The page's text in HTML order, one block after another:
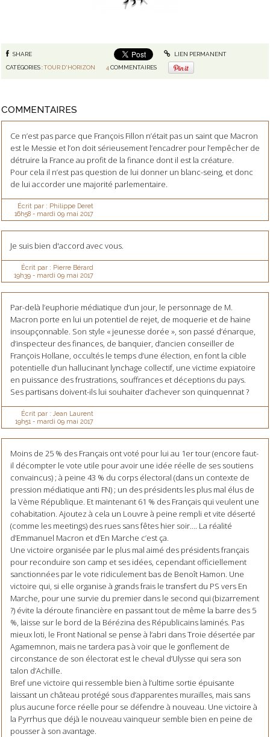
SHARE
LIEN PERMANENT
CATÉGORIES :TOUR D'HORIZON 4 COMMENTAIRES
COMMENTAIRES
Ce n’est pas parce que François Fillon n’était pas un saint que Macron
est le Messie et l’on doit sérieusement l’encadrer pour l’empêcher de
détruire la France au profit de la finance dont il est la créature.
Pour cela il n’est pas question de lui donner un blanc-seing, et donc
de lui accorder une majorité parlementaire.
Écrit par : Philippe Deret
16h58- mardi 09 mai 2017
Je suis bien d'accord avec vous.
Écrit par : Pierre Bérard
19h39- mardi 09 mai 2017
Par-delà l’euphorie médiatique d’un jour, le personnage de M.
Macron porte en lui un potentiel de rejet, de moquerie et de haine
insoupçonnable. Son style « jeunesse dorée », son passé d’énarque,
d’inspecteur des finances, de banquier, d’ancien conseiller de
François Hollane, occultés le temps d’une élection, en font la cible
potentielle d’un hallucinant lynchage collectif, une victime expiatoire
en puissance des frustrations, souffrances et déceptions du pays.
Ses partisans doivent-ils lui souhaiter d’achever son quinquennat ?
Écrit par : Jean Laurent
19h51 - mardi 09 mai 2017
Moins de 25 % des Français ont voté pour lui au 1er tour (encore faut-
il décompter le vote utile pour avoir une idée réelle de ses soutiens
convaincus) ; à peine 43 % du corps électoral (dans un contexte de
pression médiatique anti FN) ; un des présidents les plus mal élus de
la Vème République. Et maintenant 61 % des Français qui veulent une
cohabitation. Ajoutez à cela un Louvre à peine rempli et vite déserté
(comme les meetings) des rues sans fêtes hier soir…. La réalité
d’Emmanuel Macron et d’En Marche c’est ça.
Une victoire organisée par le plus mal aimé des présidents français
pour reconduire son camp et ses idées, cependant officiellement
sanctionnées par le vote ridiculement bas de Benoît Hamon. Une
victoire qui, si elle organise à grands frais le transfert du PS vers En
Marche, pour une survie du premier dans le second qui (bizarrement
?) évite la déroute financière en passant tout de même la barre des 5
%, laisse sur le bord de la Bérézina des Républicains laminés. Pas
mieux loti, le Front National se pense à l’abri dans Troie désertée par
Agamemnon, mais ne tardera pas à voir que le gonflement de
circonstance de son électorat est le cheval d’Ulysse qui sera son
talon d’Achille.
Bref une victoire qui ressemble bien à l’ultime sortie épuisante
laissant un château protégé sous d’apparentes murailles, mais sans
plus aucune force réelle pour se défendre à nouveau. Une victoire à
la Pyrrhus que déjà le nouveau vainqueur semble bien en peine de
pousser à son avantage.